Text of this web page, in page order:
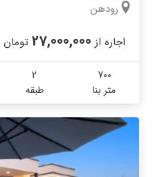
رودهن
اجاره از 27,000,000 تومان
700
متر بنا
2
طبقه